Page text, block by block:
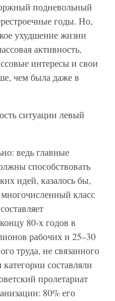
подневольный
годы. Но,
ухудшение жизни
активность,
интересы и свои
чем была даже в
ситуации левый
ведь главные
способствовать
идей, казалось бы,
класс
80-х годов в
рабочих и 25–30
труда, не связанного
составляли
пролетариат
80% его